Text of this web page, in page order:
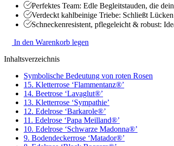
Perfektes Team: Edle Begleitstauden, die
Verdeckt kahlbeinige Triebe: Schließt
Schneckenresistent, pflegeleicht & robust:
In den Warenkorb legen
Inhaltsverzeichnis
Symbolische Bedeutung von roten Rosen
15. Kletterrose ‘Flammentanz®’
14. Beetrose ‘Lavaglut®’
13. Kletterrose ‘Sympathie’
12. Edelrose ‘Barkarole®’
11. Edelrose ‘Papa Meilland®’
10. Edelrose ‘Schwarze Madonna®’
9. Bodendeckerrose ‘Matador®’